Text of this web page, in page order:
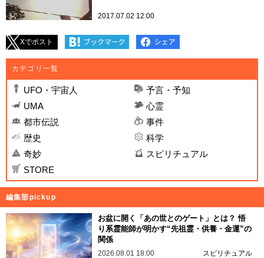
2017.07.02 12:00
Xでポスト
カテゴリ一覧
UFO・宇宙人
予言・予知
UMA
心霊
都市伝説
事件
歴史
科学
奇妙
スピリチュアル
STORE
編集部pickup
お盆に開く「あの世とのゲート」とは？ 悟
り系霊能師が明かす“先祖霊・供養・金運”の
関係
2026.08.01 18:00
スピリチュアル